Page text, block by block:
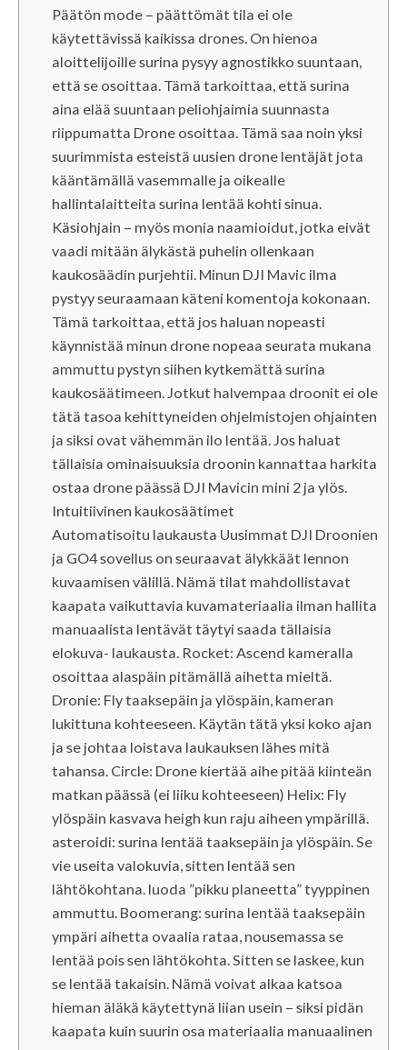
Päätön mode – päättömät tila ei ole
käytettävissä kaikissa drones. On hienoa
aloittelijoille surina pysyy agnostikko suuntaan,
että se osoittaa. Tämä tarkoittaa, että surina
aina elää suuntaan peliohjaimia suunnasta
riippumatta Drone osoittaa. Tämä saa noin yksi
suurimmista esteistä uusien drone lentäjät jota
kääntämällä vasemmalle ja oikealle
hallintalaitteita surina lentää kohti sinua.
Käsiohjain – myös monia naamioidut, jotka eivät
vaadi mitään älykästä puhelin ollenkaan
kaukosäädin purjehtii. Minun DJI Mavic ilma
pystyy seuraamaan käteni komentoja kokonaan.
Tämä tarkoittaa, että jos haluan nopeasti
käynnistää minun drone nopeaa seurata mukana
ammuttu pystyn siihen kytkemättä surina
kaukosäätimeen. Jotkut halvempaa droonit ei ole
tätä tasoa kehittyneiden ohjelmistojen ohjainten
ja siksi ovat vähemmän ilo lentää. Jos haluat
tällaisia ​​ominaisuuksia droonin kannattaa harkita
ostaa drone päässä DJI Mavicin mini 2 ja ylös.
Intuitiivinen kaukosäätimet
Automatisoitu laukausta Uusimmat DJI Droonien
ja GO4 sovellus on seuraavat älykkäät lennon
kuvaamisen välillä. Nämä tilat mahdollistavat
kaapata vaikuttavia kuvamateriaalia ilman hallita
manuaalista lentävät täytyi saada tällaisia ​​
elokuva- laukausta. Rocket: Ascend kameralla
osoittaa alaspäin pitämällä aihetta mieltä.
Dronie: Fly taaksepäin ja ylöspäin, kameran
lukittuna kohteeseen. Käytän tätä yksi koko ajan
ja se johtaa loistava laukauksen lähes mitä
tahansa. Circle: Drone kiertää aihe pitää kiinteän
matkan päässä (ei liiku kohteeseen) Helix: Fly
ylöspäin kasvava heigh kun raju aiheen ympärillä.
asteroidi: surina lentää taaksepäin ja ylöspäin. Se
vie useita valokuvia, sitten lentää sen
lähtökohtana. luoda ”pikku planeetta” tyyppinen
ammuttu. Boomerang: surina lentää taaksepäin
ympäri aihetta ovaalia rataa, nousemassa se
lentää pois sen lähtökohta. Sitten se laskee, kun
se lentää takaisin. Nämä voivat alkaa katsoa
hieman äläkä käytettynä liian usein – siksi pidän
kaapata kuin suurin osa materiaalia manuaalinen